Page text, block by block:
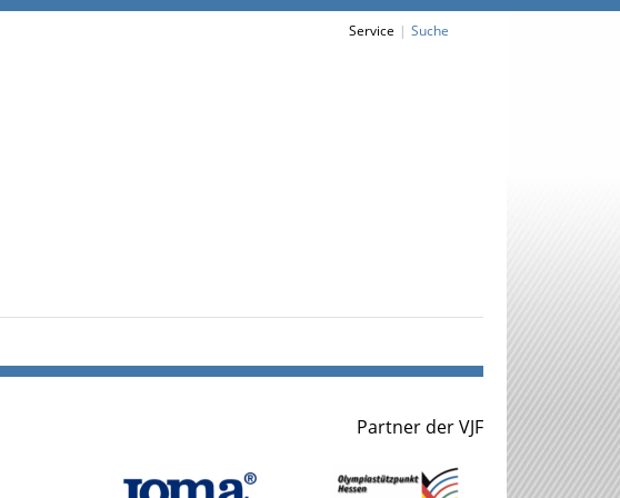
Service Suche
Partner der VJF